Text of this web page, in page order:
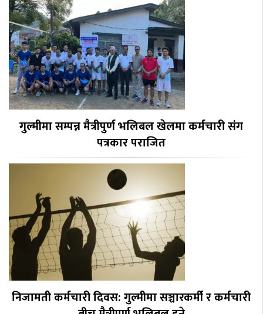
गुल्मीमा सम्पन्न मैत्रीपुर्ण भलिबल खेलमा कर्मचारी संग
पत्रकार पराजित
निजामती कर्मचारी दिवस: गुल्मीमा सञ्चारकर्मी र कर्मचारी